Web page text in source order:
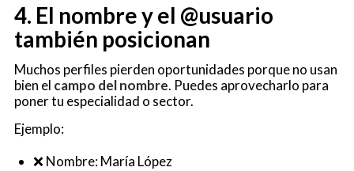
4. El nombre y el @usuario
también posicionan
Muchos perfiles pierden oportunidades porque no usan
bien el campo del nombre. Puedes aprovecharlo para
poner tu especialidad o sector.
Ejemplo:
❌ Nombre: María López